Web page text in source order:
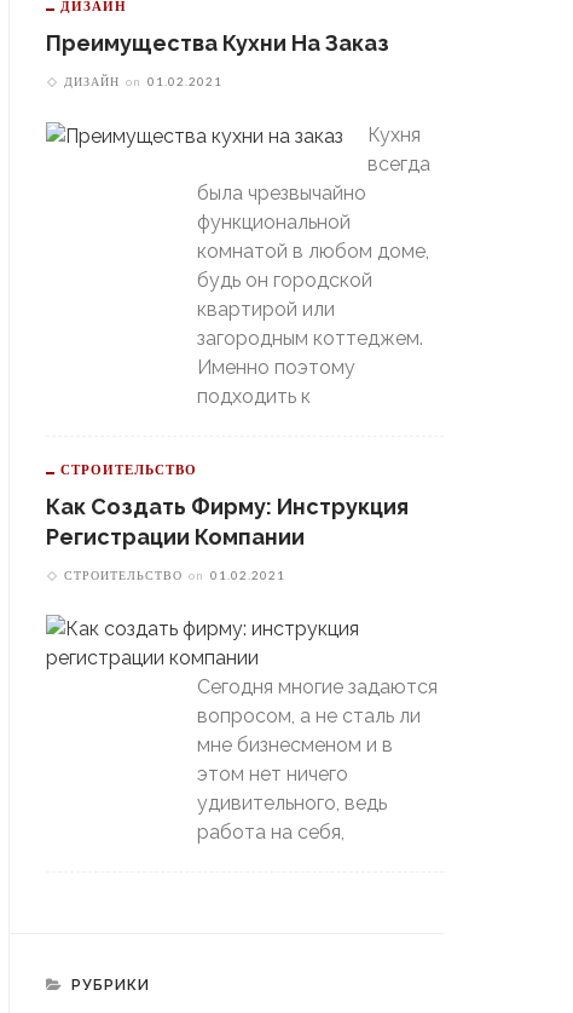
ДИЗАЙН
Преимущества Кухни На Заказ
ДИЗАЙН on 01.02.2021
Кухня
всегда
была чрезвычайно
функциональной
комнатой в любом доме,
будь он городской
квартирой или
загородным коттеджем.
Именно поэтому
подходить к
СТРОИТЕЛЬСТВО
Как Создать Фирму: Инструкция
Регистрации Компании
СТРОИТЕЛЬСТВО on 01.02.2021
Сегодня многие задаются
вопросом, а не сталь ли
мне бизнесменом и в
этом нет ничего
удивительного, ведь
работа на себя,
РУБРИКИ